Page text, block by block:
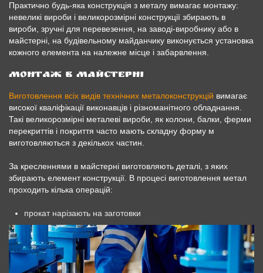
Практично будь-яка конструкція з металу вимагає монтажу:
невеликі вироби і великорозмірні конструкції збирають в
вироби, зручні для перевезення, на заводі-виробнику або в
майстерні, на будівельному майданчику виконується установка
кожного елемента на належне місце і забарвлення.
Монтаж в майстерні
Виготовлення всіх видів технічних металоконструкцій вимагає
високої кваліфікації виконавців і різноманітного обладнання.
Такі великорозмірні металеві вироби, як колони, балки, ферми
перекриттів і покриття часто мають складну форму м
виготовляються з декількох частин.
За кресленнями в майстерні виготовляють деталі, з яких
збирають елемент конструкції. В процесі виготовлення метал
проходить кілька операцій:
прокат нарізають на заготовки